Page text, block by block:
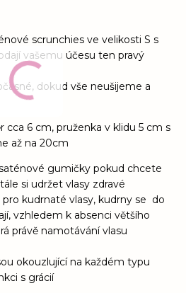
scrunchies ve velikosti S s
vašemu účesu ten pravý
dokud vše neušijeme a
cca 6 cm, pruženka v klidu 5 cm s
až na 20cm
gumičky pokud chcete
si udržet vlasy zdravé
kudrnaté vlasy, kudrny se do
vzhledem k absenci většího
právě namotávání vlasu
okouzlující na každém typu
s grácií